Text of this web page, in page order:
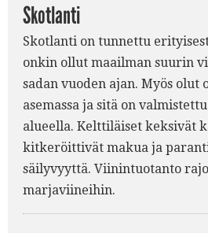
Skotlanti
Skotlanti on tunnettu
onkin ollut maailman suurin
sadan vuoden ajan. Myös olut
asemassa ja sitä on
alueella. Kelttiläiset keksivät
kitkeröittivät makua ja
säilyvyyttä. Viinintuotanto
marjaviineihin.